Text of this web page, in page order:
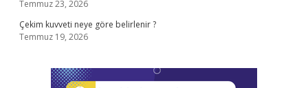
Temmuz 23, 2026
Çekim kuvveti neye göre belirlenir ?
Temmuz 19, 2026